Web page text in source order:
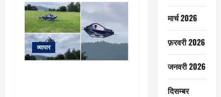
व्यापार
मार्च 2026
फ़रवरी 2026
जनवरी 2026
दिसम्बर